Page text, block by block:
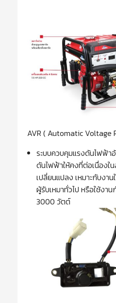
AVR ( Automatic Voltage
ระบบควบคุมแรงดันไฟฟ้า
ดันไฟฟ้าให้คงที่ต่อเนื่องใ
เปลี่ยนแปลง เหมาะกับงา
ผู้รับเหมาทั่วไป หรือใช้งา
3000 วัตต์